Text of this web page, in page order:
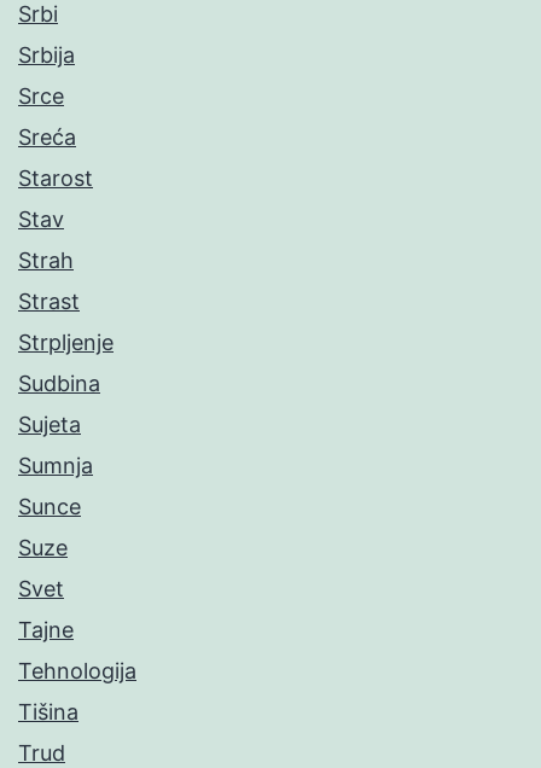
Srbi
Srbija
Srce
Sreća
Starost
Stav
Strah
Strast
Strpljenje
Sudbina
Sujeta
Sumnja
Sunce
Suze
Svet
Tajne
Tehnologija
Tišina
Trud